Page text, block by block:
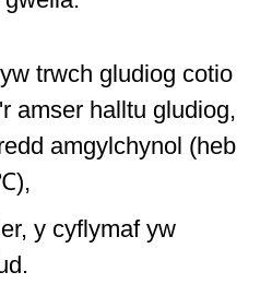
trwch gludiog cotio
amser halltu gludiog,
amgylchynol (heb
y cyflymaf yw